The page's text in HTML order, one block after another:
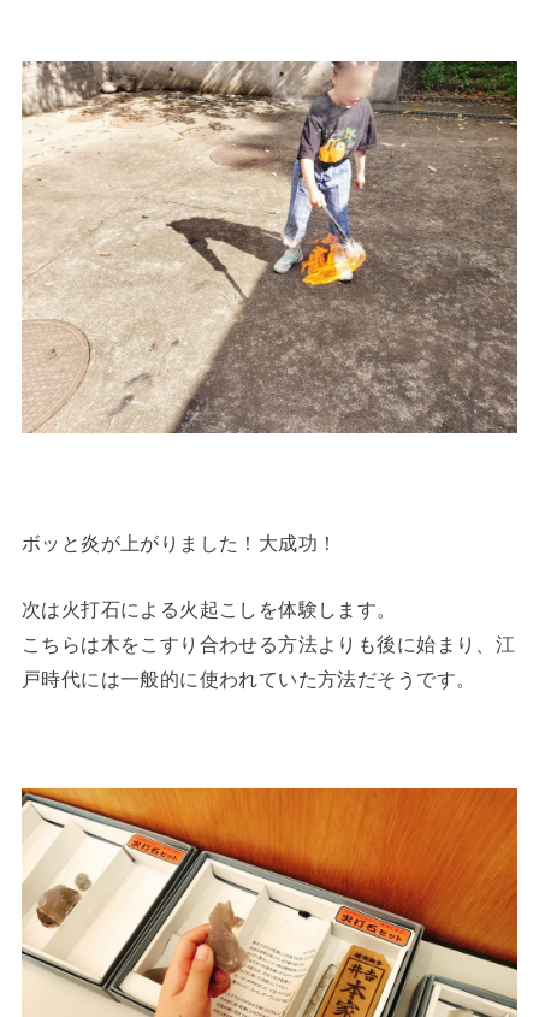
ボッと炎が上がりました！大成功！
次は火打石による火起こしを体験します。
こちらは木をこすり合わせる方法よりも後に始まり、江
戸時代には一般的に使われていた方法だそうです。